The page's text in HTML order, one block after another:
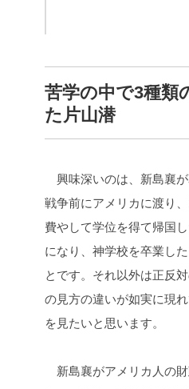
苦学の中で3種類
た片山潜
興味深いのは、新島襄
戦争前にアメリカに渡り
費やして学位を得て帰国
になり、神学校を卒業し
とです。それ以外は正反
の見方の違いが如実に現
を見たいと思います。
新島襄がアメリカ人の